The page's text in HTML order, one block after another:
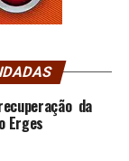
da
Erges